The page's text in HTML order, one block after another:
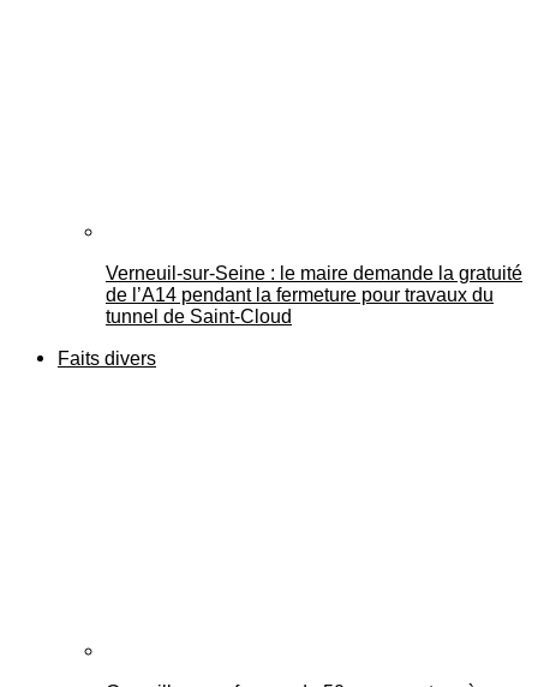
Verneuil-sur-Seine : le maire demande la gratuité
de l’A14 pendant la fermeture pour travaux du
tunnel de Saint-Cloud
Faits divers